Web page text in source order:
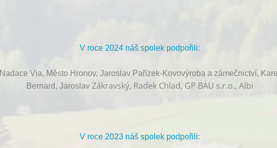
V roce 2024 náš spolek podpořili:
Nadace Via, Město Hronov, Jaroslav Pařízek-Kovovýroba a zámečnictví,
Bernard, JaroslavZákravský, Radek Chlad, GP BAU s.r.o., Albi
V roce 2023 náš spolek podpořili: